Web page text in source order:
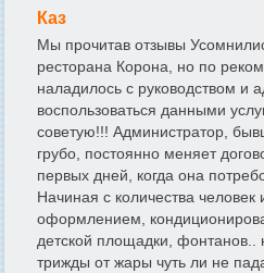
Каз
Мы прочитав отзывы
ресторана Корона, но по
наладилось с руководством и
воспользоваться данными
советую!!! Администратор,
грубо, постоянно меняет
первых дней, когда она
Начиная с количества человек
оформлением,
детской площадки, фонтанов..
трижды от жары чуть ли не